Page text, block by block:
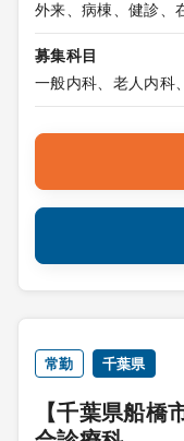
外来、病棟、健診、
募集科目
一般内科、老人内科
常勤 千葉県
【千葉県船橋